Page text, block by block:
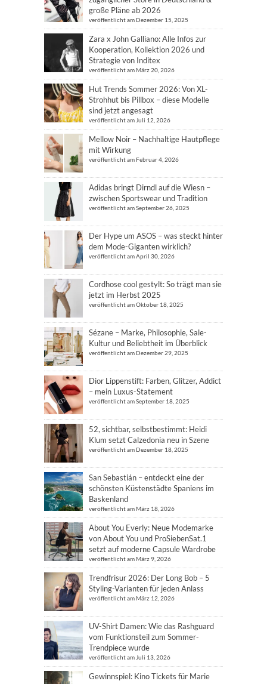
große Pläne ab 2026
veröffentlicht am Dezember 15, 2025
Zara x John Galliano: Alle Infos zur
Kooperation, Kollektion 2026 und
Strategie von Inditex
veröffentlicht am März 20, 2026
Hut Trends Sommer 2026: Von XL-
Strohhut bis Pillbox – diese Modelle
sind jetzt angesagt
veröffentlicht am Juli 12, 2026
Mellow Noir – Nachhaltige Hautpflege
mit Wirkung
veröffentlicht am Februar 4, 2026
Adidas bringt Dirndl auf die Wiesn –
zwischen Sportswear und Tradition
veröffentlicht am September 26, 2025
Der Hype um ASOS – was steckt hinter
dem Mode-Giganten wirklich?
veröffentlicht am April 30, 2026
Cordhose cool gestylt: So trägt man sie
jetzt im Herbst 2025
veröffentlicht am Oktober 18, 2025
Sézane – Marke, Philosophie, Sale-
Kultur und Beliebtheit im Überblick
veröffentlicht am Dezember 29, 2025
Dior Lippenstift: Farben, Glitzer, Addict
– mein Luxus-Statement
veröffentlicht am September 18, 2025
52, sichtbar, selbstbestimmt: Heidi
Klum setzt Calzedonia neu in Szene
veröffentlicht am Dezember 18, 2025
San Sebastián – entdeckt eine der
schönsten Küstenstädte Spaniens im
Baskenland
veröffentlicht am März 18, 2026
About You Everly: Neue Modemarke
von About You und ProSiebenSat.1
setzt auf moderne Capsule Wardrobe
veröffentlicht am März 9, 2026
Trendfrisur 2026: Der Long Bob – 5
Styling-Varianten für jeden Anlass
veröffentlicht am März 12, 2026
UV-Shirt Damen: Wie das Rashguard
vom Funktionsteil zum Sommer-
Trendpiece wurde
veröffentlicht am Juli 13, 2026
Gewinnspiel: Kino Tickets für Marie